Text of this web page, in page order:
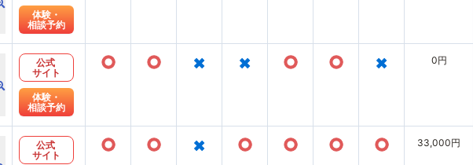
体験・
相談予約
公式
サイト
体験・
相談予約
○ ○ × × ○ ○ × 0円
公式
サイト
○ ○ × ○ ○ ○ ○ 33,000円